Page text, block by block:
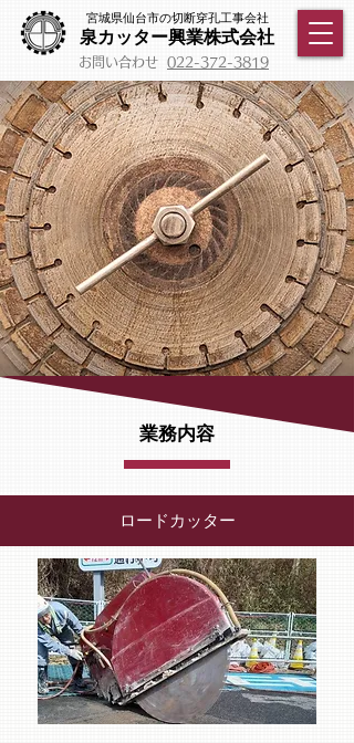
022-372-3819
泉カッター興業株式会社
宮城県仙台市の切断穿孔工事会社
​お問い合わせ
業務内容
ロードカッター